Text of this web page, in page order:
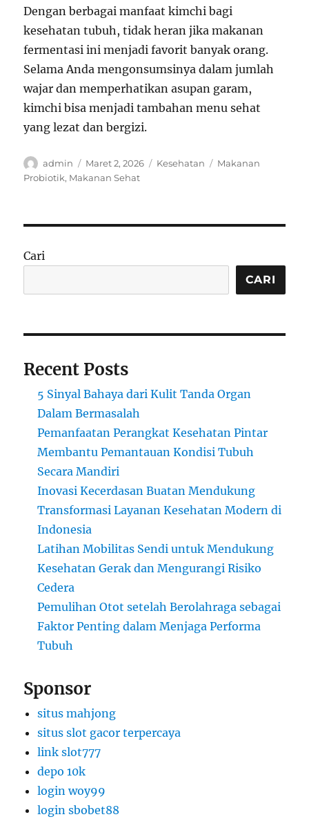
Dengan berbagai manfaat kimchi bagi
kesehatan tubuh, tidak heran jika makanan
fermentasi ini menjadi favorit banyak orang.
Selama Anda mengonsumsinya dalam jumlah
wajar dan memperhatikan asupan garam,
kimchi bisa menjadi tambahan menu sehat
yang lezat dan bergizi.
Author
admin
Posted
on
Maret 2, 2026 Categories
Kesehatan Tags
Makanan
Probiotik, Makanan Sehat
Cari
CARI
Recent Posts
5 Sinyal Bahaya dari Kulit Tanda Organ
Dalam Bermasalah
Pemanfaatan Perangkat Kesehatan Pintar
Membantu Pemantauan Kondisi Tubuh
Secara Mandiri
Inovasi Kecerdasan Buatan Mendukung
Transformasi Layanan Kesehatan Modern di
Indonesia
Latihan Mobilitas Sendi untuk Mendukung
Kesehatan Gerak dan Mengurangi Risiko
Cedera
Pemulihan Otot setelah Berolahraga sebagai
Faktor Penting dalam Menjaga Performa
Tubuh
Sponsor
situs mahjong
situs slot gacor terpercaya
link slot777
depo 10k
login woy99
login sbobet88